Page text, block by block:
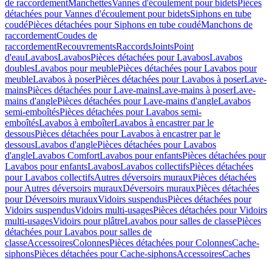
de raccordementManchettesVannes d'écoulement pour bidetsPièces
détachées pour Vannes d'écoulement pour bidetsSiphons en tube
coudéPièces détachées pour Siphons en tube coudéManchons de
raccordementCoudes de
raccordementRecouvrementsRaccordsJointsPoint
d'eauLavabosLavabosPièces détachées pour LavabosLavabos
doublesLavabos pour meublePièces détachées pour Lavabos pour
meubleLavabos à poserPièces détachées pour Lavabos à poserLave-
mainsPièces détachées pour Lave-mainsLave-mains à poserLave-
mains d'anglePièces détachées pour Lave-mains d'angleLavabos
semi-emboîtésPièces détachées pour Lavabos semi-
emboîtésLavabos à emboîterLavabos à encastrer par le
dessousPièces détachées pour Lavabos à encastrer par le
dessousLavabos d'anglePièces détachées pour Lavabos
d'angleLavabos ComfortLavabos pour enfantsPièces détachées pour
Lavabos pour enfantsLavabosLavabos collectifsPièces détachées
pour Lavabos collectifsAutres déversoirs murauxPièces détachées
pour Autres déversoirs murauxDéversoirs murauxPièces détachées
pour Déversoirs murauxVidoirs suspendusPièces détachées pour
Vidoirs suspendusVidoirs multi-usagesPièces détachées pour Vidoirs
multi-usagesVidoirs pour plâtreLavabos pour salles de classePièces
détachées pour Lavabos pour salles de
classeAccessoiresColonnesPièces détachées pour ColonnesCache-
siphonsPièces détachées pour Cache-siphonsAccessoiresCaches